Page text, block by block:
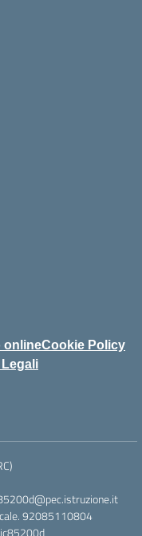
onlineCookie Policy
Legali
92085110804